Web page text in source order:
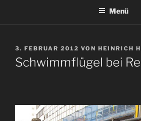
Menü
VERÖFFENTLICHT
AM
3. FEBRUAR 2012 VON HEINRICH
Schwimmflügel bei